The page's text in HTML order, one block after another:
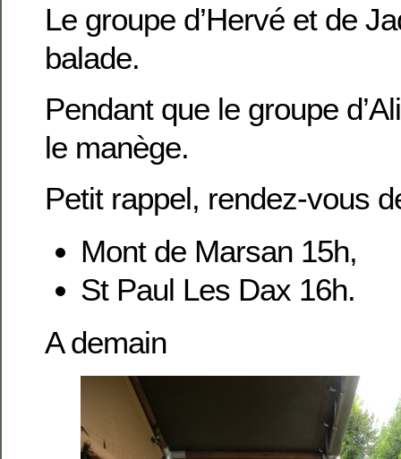
Le groupe d’Hervé et de
balade.
Pendant que le groupe
le manège.
Petit rappel, rendez-vous
Mont de Marsan 15h,
St Paul Les Dax 16h.
A demain